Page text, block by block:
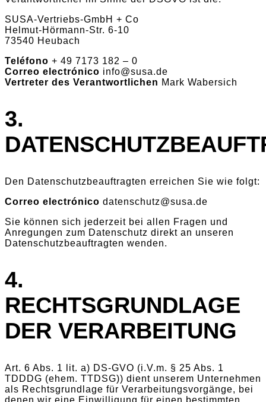
SUSA-Vertriebs-GmbH + Co
Helmut-Hörmann-Str. 6-10
73540 Heubach
Teléfono + 49 7173 182 – 0
Correo electrónico info@susa.de
Vertreter des Verantwortlichen Mark Wabersich
3.
Den Datenschutzbeauftragten erreichen Sie wie folgt:
Correo electrónico datenschutz@susa.de
Sie können sich jederzeit bei allen Fragen und
Anregungen zum Datenschutz direkt an unseren
Datenschutzbeauftragten wenden.
4.
RECHTSGRUNDLAGE
DER VERARBEITUNG
Art. 6 Abs. 1 lit. a) DS-GVO (i.V.m. § 25 Abs. 1
TDDDG (ehem. TTDSG)) dient unserem Unternehmen
als Rechtsgrundlage für Verarbeitungsvorgänge, bei
denen wir eine Einwilligung für einen bestimmten